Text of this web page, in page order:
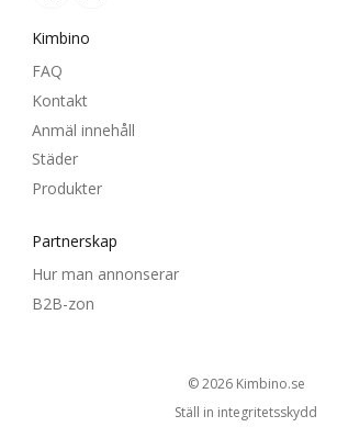
Kimbino
FAQ
Kontakt
Anmäl innehåll
Städer
Produkter
Partnerskap
Hur man annonserar
B2B-zon
© 2026 kimbino.se
Ställ in integritetsskydd